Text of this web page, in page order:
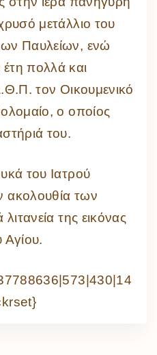
μετάλλιο του
Παυλείων, ενώ
πολλά και
τον Οικουμενικό
ο οποίος
του.
του Ιατρού
ακολουθία των
της εικόνας
Αγίου.